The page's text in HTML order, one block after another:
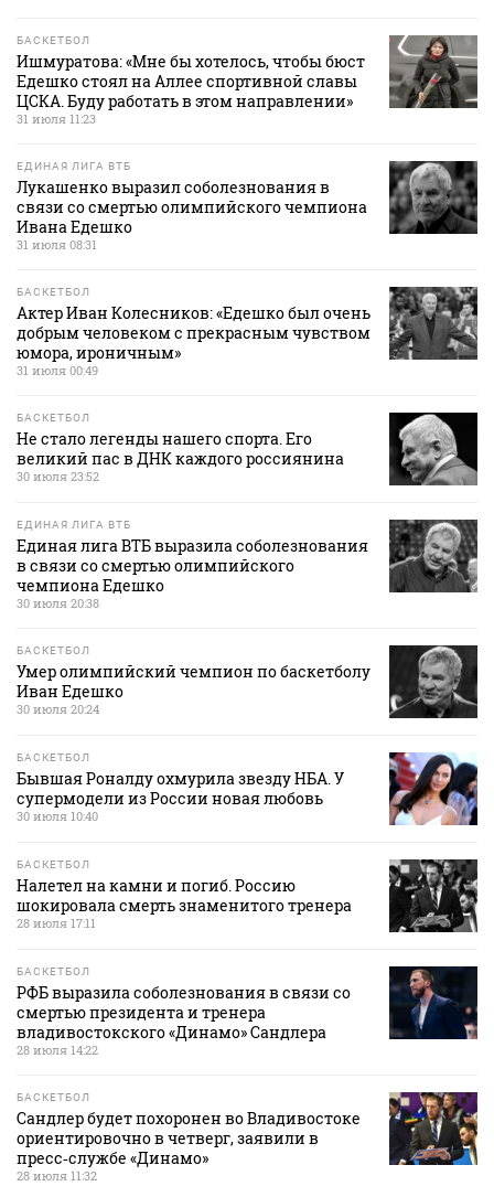
БАСКЕТБОЛ
Ишмуратова: «Мне бы хотелось, чтобы бюст
Едешко стоял на Аллее спортивной славы
ЦСКА. Буду работать в этом направлении»
31 июля 11:23
ЕДИНАЯ ЛИГА ВТБ
Лукашенко выразил соболезнования в
связи со смертью олимпийского чемпиона
Ивана Едешко
31 июля 08:31
БАСКЕТБОЛ
Актер Иван Колесников: «Едешко был очень
добрым человеком с прекрасным чувством
юмора, ироничным»
31 июля 00:49
БАСКЕТБОЛ
Не стало легенды нашего спорта. Его
великий пас в ДНК каждого россиянина
30 июля 23:52
ЕДИНАЯ ЛИГА ВТБ
Единая лига ВТБ выразила соболезнования
в связи со смертью олимпийского
чемпиона Едешко
30 июля 20:38
БАСКЕТБОЛ
Умер олимпийский чемпион по баскетболу
Иван Едешко
30 июля 20:24
БАСКЕТБОЛ
Бывшая Роналду охмурила звезду НБА. У
супермодели из России новая любовь
30 июля 10:40
БАСКЕТБОЛ
Налетел на камни и погиб. Россию
шокировала смерть знаменитого тренера
28 июля 17:11
БАСКЕТБОЛ
РФБ выразила соболезнования в связи со
смертью президента и тренера
владивостокского «Динамо» Сандлера
28 июля 14:22
БАСКЕТБОЛ
Сандлер будет похоронен во Владивостоке
ориентировочно в четверг, заявили в
пресс‑службе «Динамо»
28 июля 11:32